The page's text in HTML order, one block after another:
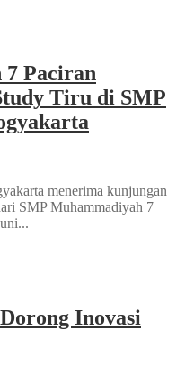
7 Paciran
Tiru di SMP
menerima kunjungan
SMP Muhammadiyah 7
Inovasi